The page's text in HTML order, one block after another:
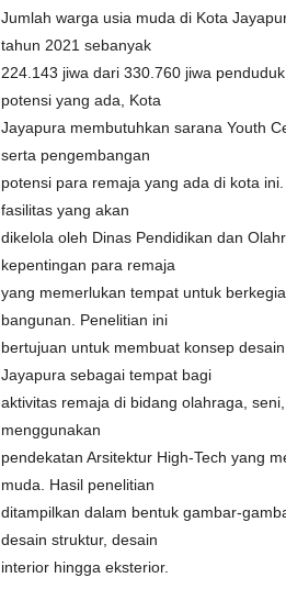
Jumlah warga usia muda di Kota
tahun 2021 sebanyak
224.143 jiwa dari 330.760 jiwa
potensi yang ada, Kota
Jayapura membutuhkan sarana Youth
serta pengembangan
potensi para remaja yang ada di kota
fasilitas yang akan
dikelola oleh Dinas Pendidikan dan
kepentingan para remaja
yang memerlukan tempat untuk
bangunan. Penelitian ini
bertujuan untuk membuat konsep
Jayapura sebagai tempat bagi
aktivitas remaja di bidang olahraga,
menggunakan
pendekatan Arsitektur High-Tech yang
muda. Hasil penelitian
ditampilkan dalam bentuk gambar-
desain struktur, desain
interior hingga eksterior.